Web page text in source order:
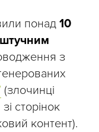
понад 10
з
(злочинці
сторінок
контент).